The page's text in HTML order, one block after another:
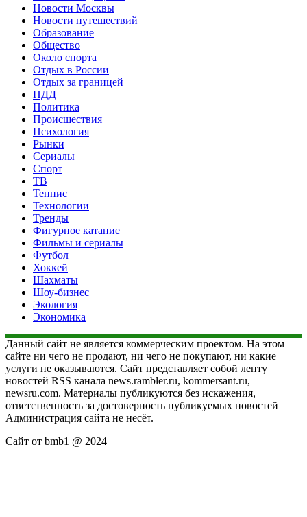
Новости Москвы
Новости путешествий
Образование
Общество
Около спорта
Отдых в России
Отдых за границей
ПДД
Политика
Происшествия
Психология
Рынки
Сериалы
Спорт
ТВ
Теннис
Технологии
Тренды
Фигурное катание
Фильмы и сериалы
Футбол
Хоккей
Шахматы
Шоу-бизнес
Экология
Экономика
Данный сайт не является коммерческим проектом. На этом
сайте ни чего не продают, ни чего не покупают, ни какие
услуги не оказываются. Сайт представляет собой ленту
новостей RSS канала news.rambler.ru, kommersant.ru,
newsru.com. Материалы публикуются без искажения,
ответственность за достоверность публикуемых новостей
Администрация сайта не несёт.
Сайт от bmb1 @ 2024